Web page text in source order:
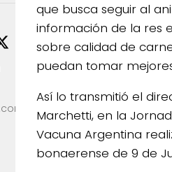
que busca seguir al
información de la res
sobre calidad de
puedan tomar
Así lo transmitió el
Marchetti, en la
Vacuna Argentina
bonaerense de 9 de
2026/08/04/salio-